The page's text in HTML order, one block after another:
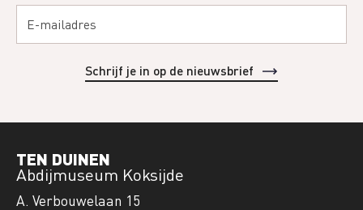
TEN DUINEN
Abdijmuseum Koksijde
A. Verbouwelaan 15